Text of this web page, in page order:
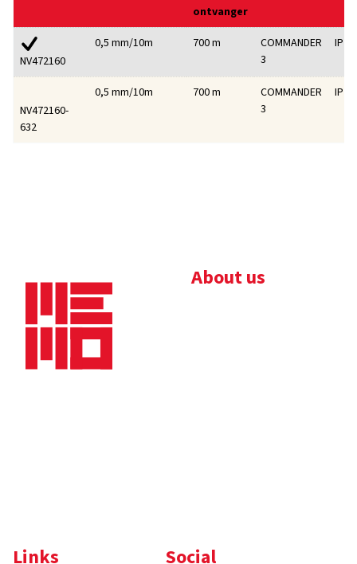
ontvanger
NV472160
0,5 mm/10m 700 m
COMMANDER
3
IP 67
NV472160-
632
0,5 mm/10m 700 m
COMMANDER
3
IP 67
About us
Links Social